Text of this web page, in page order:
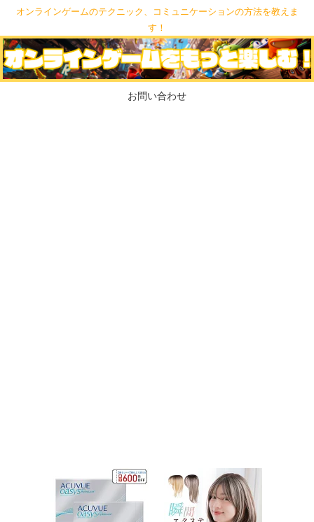
オンラインゲームのテクニック、コミュニケーションの方法を教えま
す！
お問い合わせ